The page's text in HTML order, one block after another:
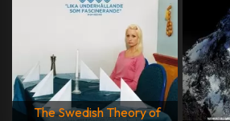
The Swedish Theory of